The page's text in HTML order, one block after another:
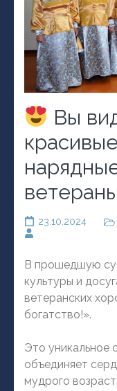
Вы
23.10.2024
В прошедшую
культуры и
ветеранских
богатство!».
Это уникальное
объединяет
мудрого